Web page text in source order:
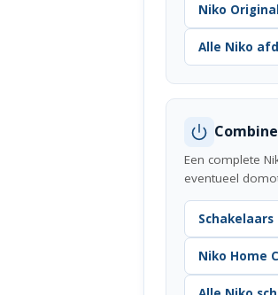
Niko
Alle Niko
Een complete
eventueel
Niko Home